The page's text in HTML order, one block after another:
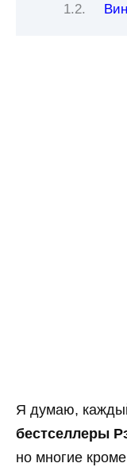
Я думаю,
бестселлеры
но многие